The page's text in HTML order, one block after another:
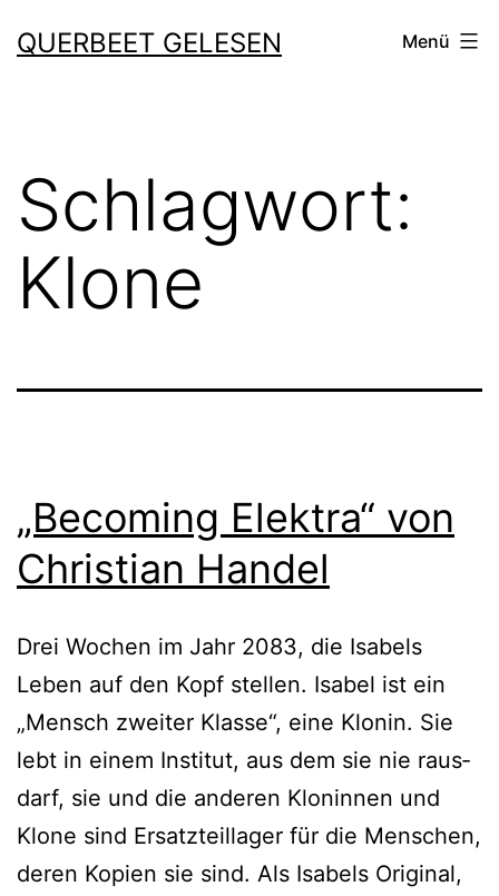
Inhalt
QUERBEET GELESEN Menü
Schlagwort:
Klone
„Becoming Elektra“ von
Christian Handel
Drei Wochen im Jahr 2083, die Isabels
Leben auf den Kopf stel­len. Isabel ist ein
„Mensch zwei­ter Klasse“, eine Klonin. Sie
lebt in einem Institut, aus dem sie nie raus­
darf, sie und die ande­ren Kloninnen und
Klone sind Ersatzteillager für die Menschen,
deren Kopien sie sind. Als Isabels Original,